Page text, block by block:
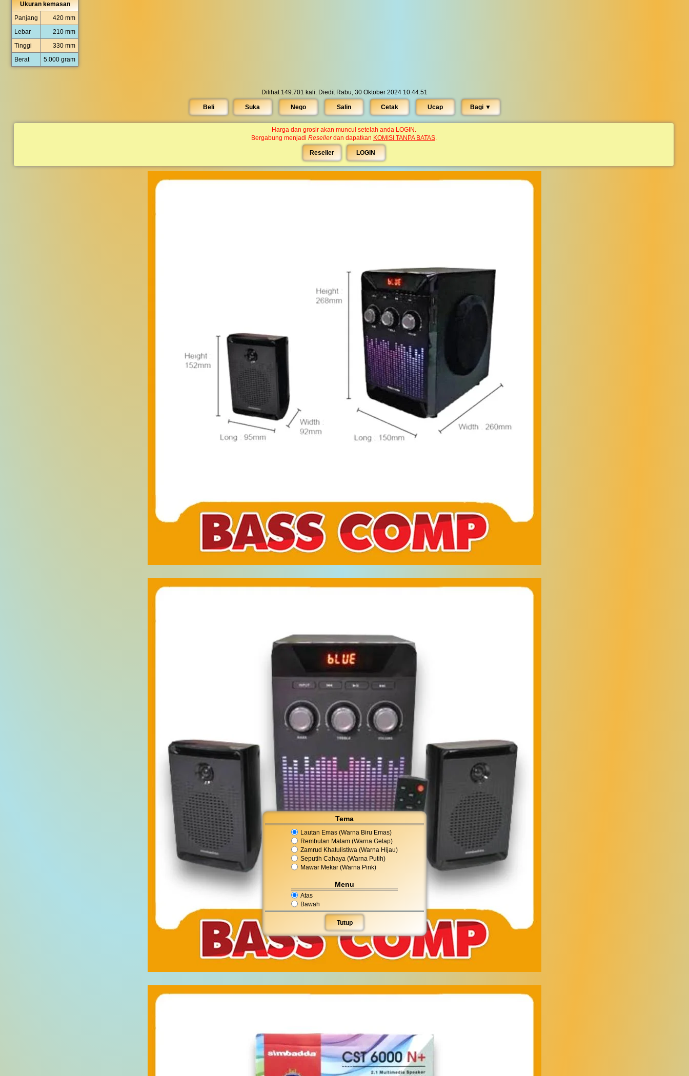
Tema
Lautan Emas (Warna Biru Emas)
Rembulan Malam (Warna Gelap)
Zamrud Khatulistiwa (Warna Hijau)
Seputih Cahaya (Warna Putih)
Mawar Mekar (Warna Pink)
Menu
Atas
Bawah
Tutup
Ukuran kemasan
Panjang
420 mm
Lebar
210 mm
Tinggi
330 mm
Berat
5.000 gram
Dilihat 149.701 kali. Diedit Rabu, 30 Oktober 2024 10:44:51
Beli Suka Nego Salin Cetak Ucap Bagi ▼︎
Harga dan grosir akan muncul setelah anda LOGIN.
Bergabung menjadi Resellerdan dapatkan KOMISI TANPA BATAS.
Reseller LOGIN